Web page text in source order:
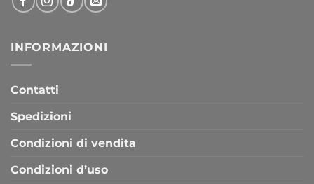
INFORMAZIONI
Contatti
Spedizioni
Condizioni di vendita
Condizioni d’uso